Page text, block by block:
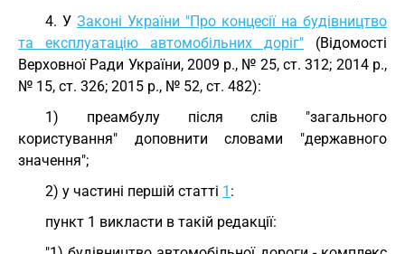
4. У Законі України "Про концесії на будівництво
та експлуатацію автомобільних доріг" (Відомості
Верховної Ради України, 2009 р., № 25, ст. 312; 2014 р.,
№ 15, ст. 326; 2015 р., № 52, ст. 482):
1) преамбулу після слів "загального
користування" доповнити словами "державного
значення";
2) у частині першій статті 1 :
пункт 1 викласти в такій редакції: